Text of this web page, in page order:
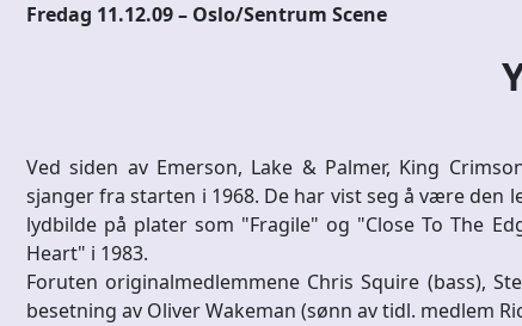
Fredag 11.12.09 – Oslo/Sentrum Scene
Ved siden av Emerson, Lake & Palmer, King
sjanger fra starten i 1968. De har vist seg å være
lydbilde på plater som "Fragile" og "Close To The
Heart" i 1983.
Foruten originalmedlemmene Chris Squire (bass),
besetning av Oliver Wakeman (sønn av tidl. medlem